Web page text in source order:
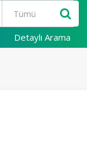
Detaylı Arama